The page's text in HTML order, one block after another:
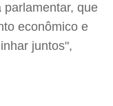
parlamentar, que
econômico e
juntos",